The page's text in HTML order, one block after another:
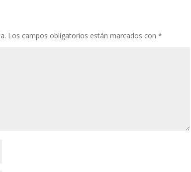
Los campos obligatorios están marcados con *